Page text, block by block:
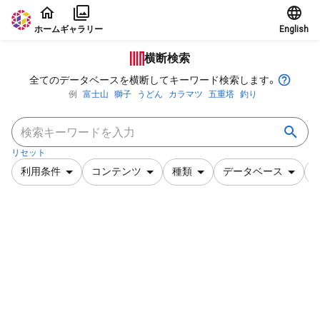
本文に飛ぶ
ホームギャラリー English
横断検索
全てのデータベースを横断してキーワード検索します。
例 富士山 獅子 うどん カラマツ 五重塔 釣り
リセット
利用条件 コンテンツ 種類 データベース